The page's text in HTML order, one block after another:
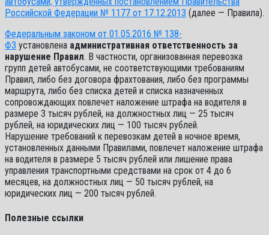
Российской Федерации № 1177 от 17.12.2013 (далее — Правила).
Федеральным законом от 01.05.2016 № 138-
ФЗ установлена административная ответственность за
нарушение Правил. В частности, организованная перевозка
групп детей автобусами, не соответствующими требованиям
Правил, либо без договора фрахтования, либо без программы
маршрута, либо без списка детей и списка назначенных
сопровождающих повлечет наложение штрафа на водителя в
размере 3 тысяч рублей, на должностных лиц — 25 тысяч
рублей, на юридических лиц — 100 тысяч рублей.
Нарушение требований к перевозкам детей в ночное время,
установленных данными Правилами, повлечет наложение штрафа
на водителя в размере 5 тысяч рублей или лишение права
управления транспортными средствами на срок от 4 до 6
месяцев, на должностных лиц — 50 тысяч рублей, на
юридических лиц — 200 тысяч рублей.
Полезные ссылки